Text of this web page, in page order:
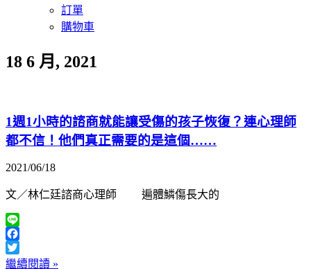
訂單
購物車
18 6 月, 2021
1週1小時的諮商就能讓受傷的孩子恢復？連心理師
都不信！他們真正需要的是這個……
2021/06/18
文／林仁廷諮商心理師 遍體鱗傷長大的
Line
Facebook
Twitter
繼續閱讀 »